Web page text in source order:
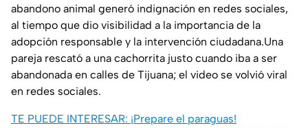
abandono animal generó indignación en redes sociales,
al tiempo que dio visibilidad a la importancia de la
adopción responsable y la intervención ciudadana.Una
pareja rescató a una cachorrita justo cuando iba a ser
abandonada en calles de Tijuana; el video se volvió viral
en redes sociales.
TE PUEDE INTERESAR: ¡Prepare el paraguas!